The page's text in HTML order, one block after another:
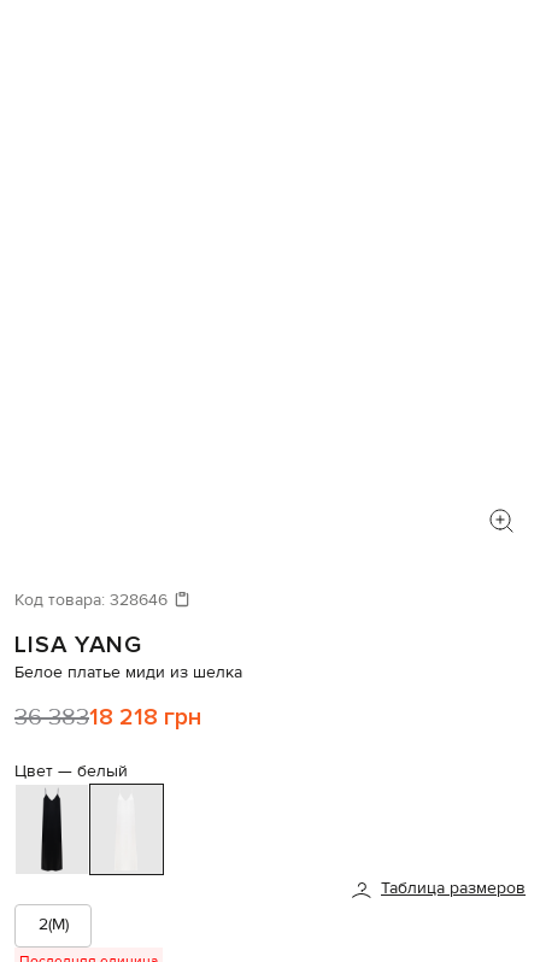
Код товара: 328646
LISA YANG
Белое платье миди из шелка
36 38318 218 грн
Цвет — белый
Таблица размеров
2(M)